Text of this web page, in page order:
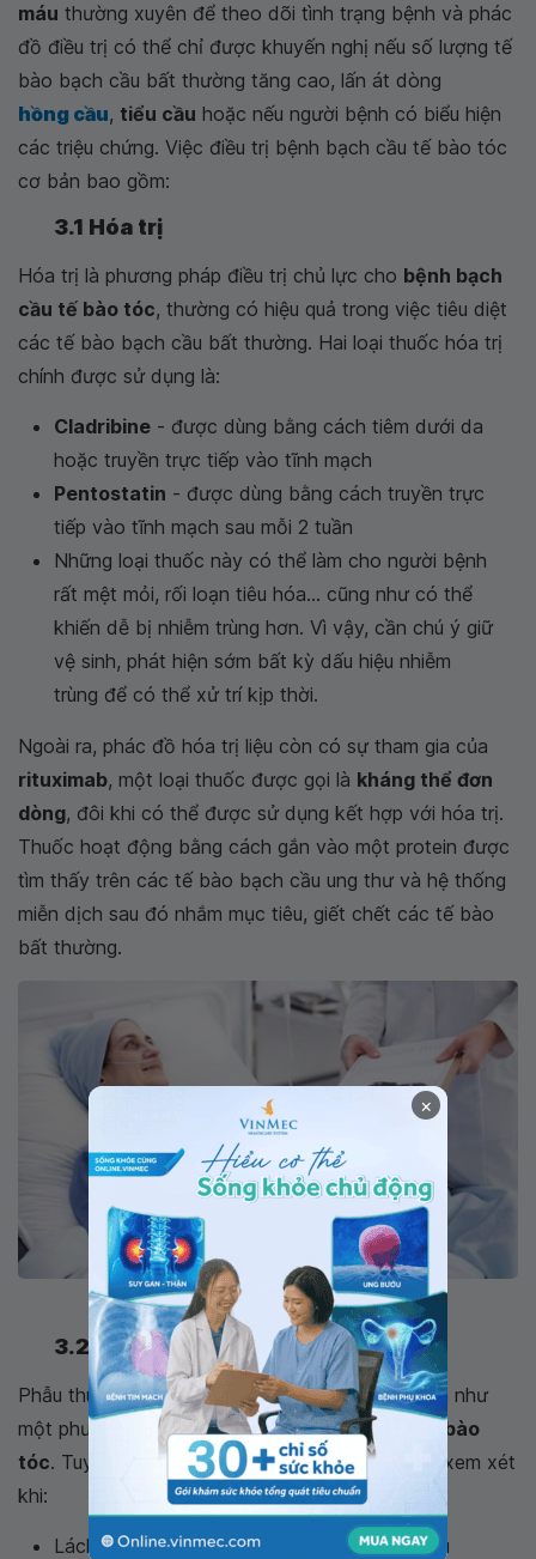
máu thường xuyên để theo dõi tình trạng bệnh và phác
đồ điều trị có thể chỉ được khuyến nghị nếu số lượng tế
bào bạch cầu bất thường tăng cao, lấn át dòng
hồng cầu, tiểu cầu hoặc nếu người bệnh có biểu hiện
các triệu chứng. Việc điều trị bệnh bạch cầu tế bào tóc
cơ bản bao gồm:
3.1 Hóa trị
Hóa trị là phương pháp điều trị chủ lực cho bệnh bạch
cầu tế bào tóc, thường có hiệu quả trong việc tiêu diệt
các tế bào bạch cầu bất thường. Hai loại thuốc hóa trị
chính được sử dụng là:
Cladribine - được dùng bằng cách tiêm dưới da
hoặc truyền trực tiếp vào tĩnh mạch
Pentostatin - được dùng bằng cách truyền trực
tiếp vào tĩnh mạch sau mỗi 2 tuần
Những loại thuốc này có thể làm cho người bệnh
rất mệt mỏi, rối loạn tiêu hóa... cũng như có thể
khiến dễ bị nhiễm trùng hơn. Vì vậy, cần chú ý giữ
vệ sinh, phát hiện sớm bất kỳ dấu hiệu nhiễm
trùng để có thể xử trí kịp thời.
Ngoài ra, phác đồ hóa trị liệu còn có sự tham gia của
rituximab, một loại thuốc được gọi là kháng thể đơn
dòng, đôi khi có thể được sử dụng kết hợp với hóa trị.
Thuốc hoạt động bằng cách gắn vào một protein được
tìm thấy trên các tế bào bạch cầu ung thư và hệ thống
miễn dịch sau đó nhắm mục tiêu, giết chết các tế bào
bất thường.
Hóa trị
3.2 Phẫu thuật
Phẫu thuật cắt bỏ lá lách hiếm khi được chỉ định như
một phương pháp để điều trịbệnh bạch cầu tế bào
tóc. Tuy nhiên, việc loại bỏ lá lách sẽ cần được xem xét
khi:
Lách lớn và đau hoặc gây cảm giác khó chịu
×